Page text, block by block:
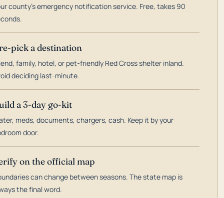
county's emergency notification service. Free, takes 90
pick a destination
family, hotel, or pet-friendly Red Cross shelter inland.
deciding last-minute.
a 3-day go-kit
meds, documents, chargers, cash. Keep it by your
door.
on the official map
can change between seasons. The state map is
the final word.